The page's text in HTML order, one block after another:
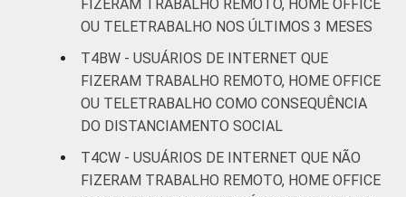
De 45 a 59
anos
48 32
De 60 anos
ou mais
56 19
SOCIAL
C 38 25
FIZERAM TRABALHO REMOTO, HOME OFFICE
OU TELETRABALHO NOS ÚLTIMOS 3 MESES
T4BW - USUÁRIOS DE INTERNET QUE
FIZERAM TRABALHO REMOTO, HOME OFFICE
OU TELETRABALHO COMO CONSEQUÊNCIA
DO DISTANCIAMENTO SOCIAL
T4CW - USUÁRIOS DE INTERNET QUE NÃO
FIZERAM TRABALHO REMOTO, HOME OFFICE